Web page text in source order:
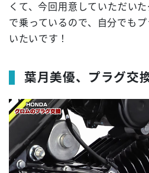
くて、今回用意していただい
で乗っているので、自分でも
いたいです！
葉月美優、プラグ交